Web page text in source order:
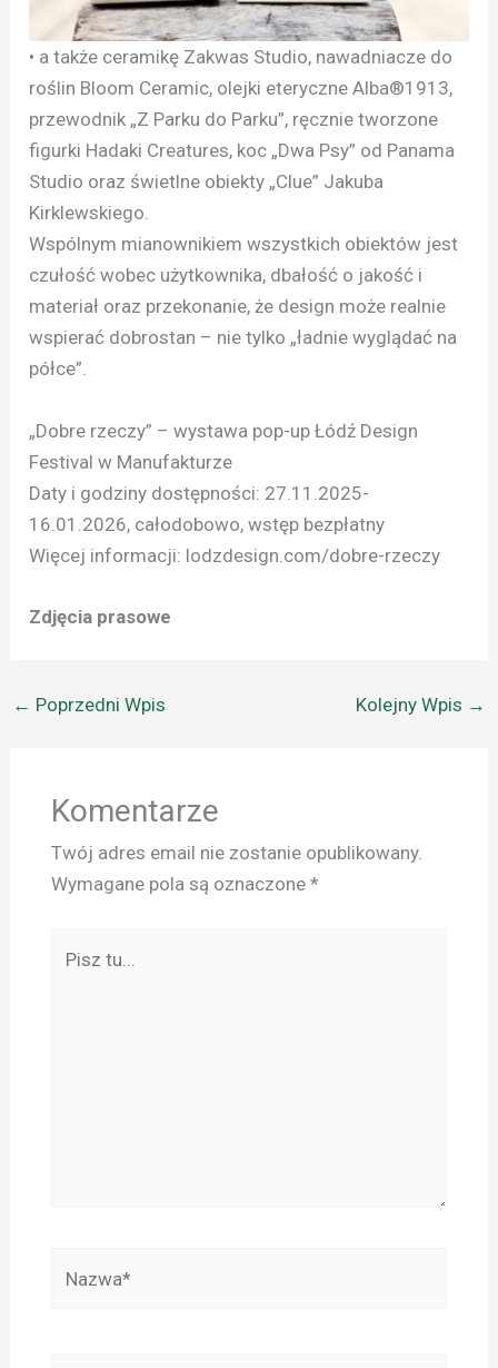
• a także ceramikę Zakwas Studio, nawadniacze do
roślin Bloom Ceramic, olejki eteryczne Alba®1913,
przewodnik „Z Parku do Parku”, ręcznie tworzone
figurki Hadaki Creatures, koc „Dwa Psy” od Panama
Studio oraz świetlne obiekty „Clue” Jakuba
Kirklewskiego.
Wspólnym mianownikiem wszystkich obiektów jest
czułość wobec użytkownika, dbałość o jakość i
materiał oraz przekonanie, że design może realnie
wspierać dobrostan – nie tylko „ładnie wyglądać na
półce”.
„Dobre rzeczy” – wystawa pop-up Łódź Design
Festival w Manufakturze
Daty i godziny dostępności: 27.11.2025-
16.01.2026, całodobowo, wstęp bezpłatny
Więcej informacji: lodzdesign.com/dobre-rzeczy
Zdjęcia prasowe
← Poprzedni Wpis Kolejny Wpis →
Komentarze
Twój adres email nie zostanie opublikowany.
Wymagane pola są oznaczone *
tu...